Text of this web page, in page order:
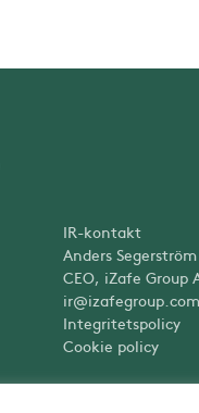
IR-kontakt
Anders Segerström
CEO, iZafe Group
ir@izafegroup.com
Integritetspolicy
Cookie policy